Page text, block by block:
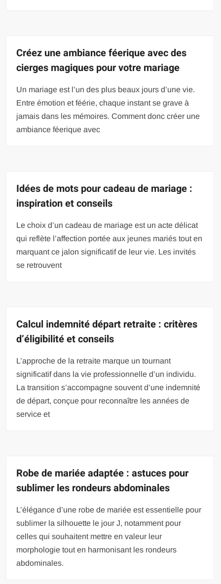
Créez une ambiance féerique avec des
cierges magiques pour votre mariage
Un mariage est l’un des plus beaux jours d’une vie.
Entre émotion et féérie, chaque instant se grave à
jamais dans les mémoires. Comment donc créer une
ambiance féerique avec
Idées de mots pour cadeau de mariage :
inspiration et conseils
Le choix d’un cadeau de mariage est un acte délicat
qui reflète l’affection portée aux jeunes mariés tout en
marquant ce jalon significatif de leur vie. Les invités
se retrouvent
Calcul indemnité départ retraite : critères
d’éligibilité et conseils
L’approche de la retraite marque un tournant
significatif dans la vie professionnelle d’un individu.
La transition s’accompagne souvent d’une indemnité
de départ, conçue pour reconnaître les années de
service et
Robe de mariée adaptée : astuces pour
sublimer les rondeurs abdominales
L’élégance d’une robe de mariée est essentielle pour
sublimer la silhouette le jour J, notamment pour
celles qui souhaitent mettre en valeur leur
morphologie tout en harmonisant les rondeurs
abdominales.